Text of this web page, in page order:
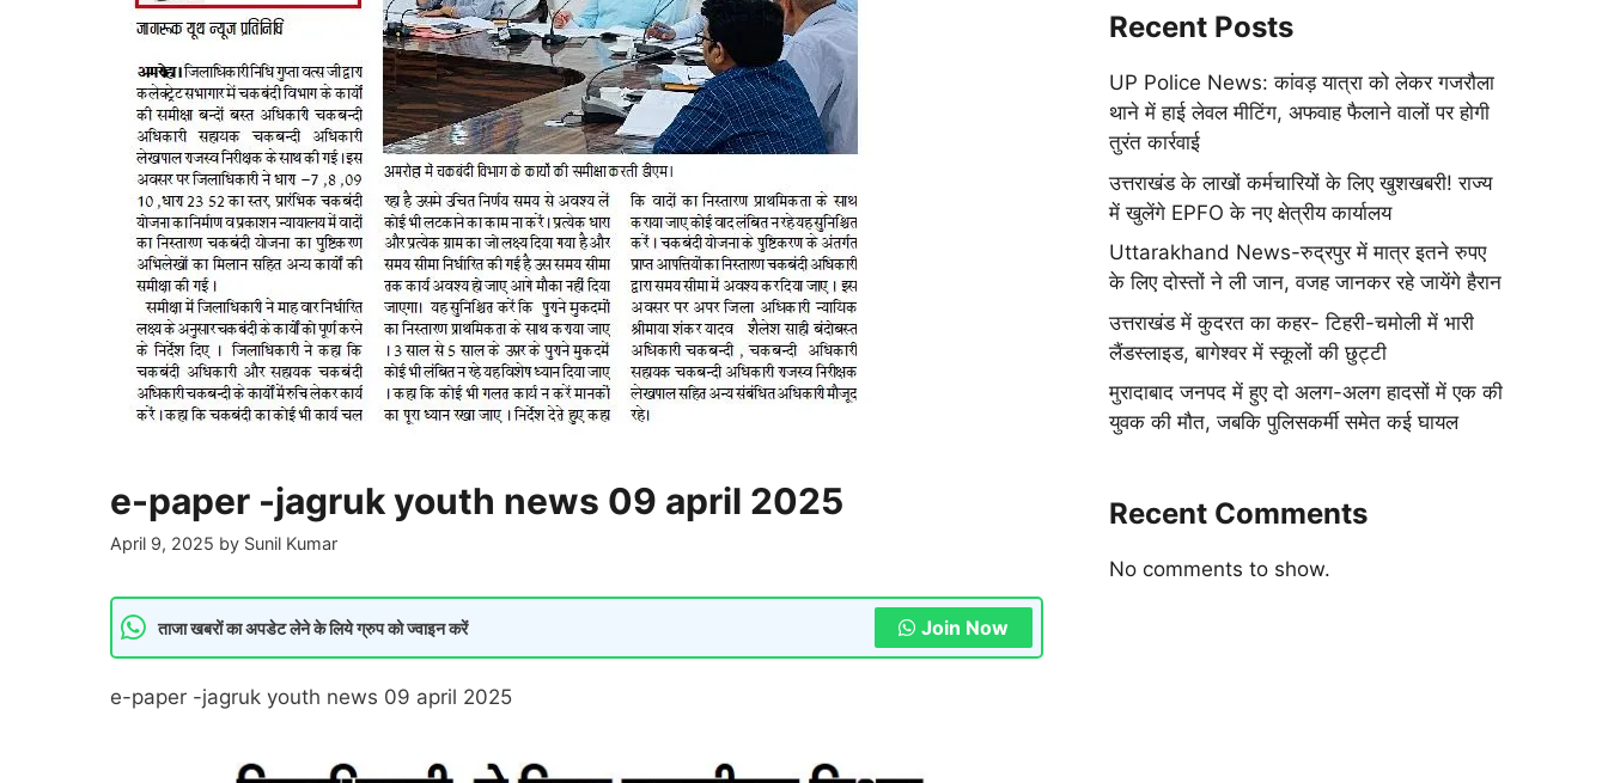
e-paper -jagruk youth news 09 april 2025
April 9, 2025 by Sunil Kumar
ताजा खबरों का अपडेट लेने के लिये ग्रुप को ज्वाइन करें Join Now
e-paper -jagruk youth news 09 april 2025
Recent Posts
UP Police News: कांवड़ यात्रा को लेकर गजरौला
थाने में हाई लेवल मीटिंग, अफवाह फैलाने वालों पर होगी
तुरंत कार्रवाई
उत्तराखंड के लाखों कर्मचारियों के लिए खुशखबरी! राज्य
में खुलेंगे EPFO के नए क्षेत्रीय कार्यालय
Uttarakhand News-रुद्रपुर में मात्र इतने रुपए
के लिए दोस्तों ने ली जान, वजह जानकर रहे जायेंगे हैरान
उत्तराखंड में कुदरत का कहर- टिहरी-चमोली में भारी
लैंडस्लाइड, बागेश्वर में स्कूलों की छुट्टी
मुरादाबाद जनपद में हुए दो अलग-अलग हादसों में एक की
युवक की मौत, जबकि पुलिसकर्मी समेत कई घायल
Recent Comments
No comments to show.